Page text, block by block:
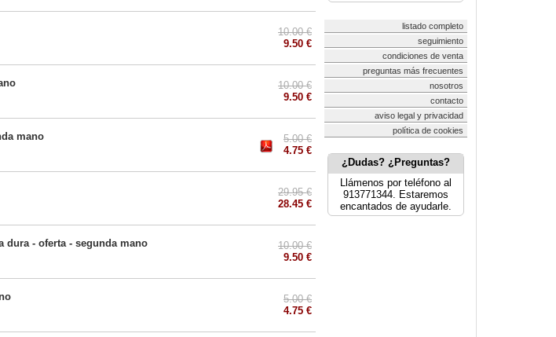
10.00 €
9.50 €
10.00 €
9.50 €
mano
5.00 €
4.75 €
29.95 €
28.45 €
dura - oferta - segunda mano
10.00 €
9.50 €
5.00 €
4.75 €
listado completo
seguimiento
condiciones de venta
preguntas más frecuentes
nosotros
contacto
aviso legal y privacidad
política de cookies
¿Dudas? ¿Preguntas?
Llámenos por teléfono al
913771344. Estaremos
encantados de ayudarle.